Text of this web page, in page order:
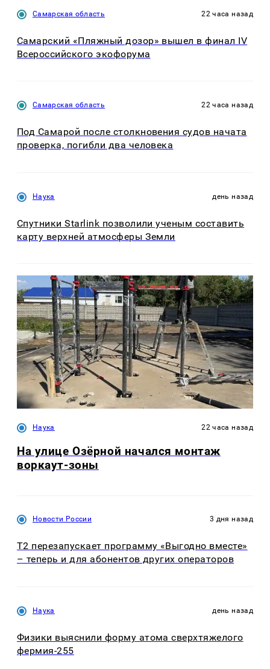
Самарская область 22 часа назад
Самарский «Пляжный дозор» вышел в финал IV
Всероссийского экофорума
Самарская область 22 часа назад
Под Самарой после столкновения судов начата
проверка, погибли два человека
Наука день назад
Спутники Starlink позволили ученым составить
карту верхней атмосферы Земли
Наука 22 часа назад
На улице Озëрной начался монтаж
воркаут-зоны
Новости России 3 дня назад
Т2 перезапускает программу «Выгодно вместе»
– теперь и для абонентов других операторов
Наука день назад
Физики выяснили форму атома сверхтяжелого
фермия-255